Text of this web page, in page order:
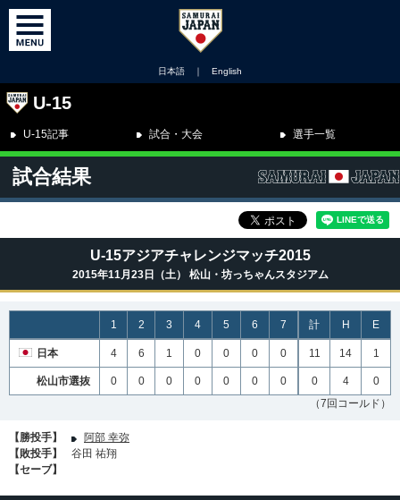
日本語 ｜ English
U-15
U-15記事 試合・大会 選手一覧
試合結果
U-15アジアチャレンジマッチ2015
2015年11月23日（土） 松山・坊っちゃんスタジアム
1 2 3 4 5 6 7 計 H E
日本 4 6 1 0 0 0 0 11 14 1
松山市選抜 0 0 0 0 0 0 0 0 4
0
（7回コールド）
【勝投手】
阿部 幸弥
【敗投手】
谷田 祐翔
【セーブ】